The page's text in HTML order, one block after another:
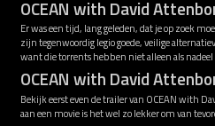
OCEAN with David
Er was een tijd, lang geleden, dat je op zoek
zijn tegenwoordig legio goede, veilige
want die torrents hebben niet alleen als
OCEAN with David
Bekijk eerst even de trailer van OCEAN with
aan een movie is het wel zo lekker om van